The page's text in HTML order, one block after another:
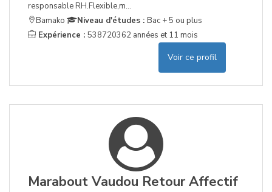
responsable RH.Flexible,m...
Bamako
Niveau d'études : Bac + 5 ou plus
Expérience : 538720362 années et 11 mois
Voir ce profil
Marabout Vaudou Retour Affectif